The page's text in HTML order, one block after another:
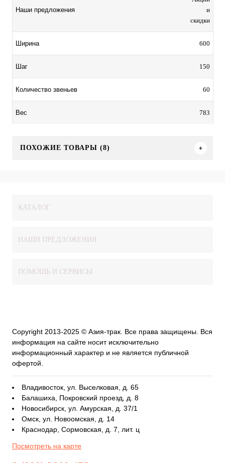
Наши предложения
и
скидки
Ширина 600
Шаг 150
Количество звеньев 60
Вес 783
ПОХОЖИЕ ТОВАРЫ (8)
КАТАЛОГ
НАШИ ПРЕДЛОЖЕНИЯ
ПОМОЩЬ И СЕРВИСЫ
Copyright 2013-2025 © Азия-трак. Все права защищены. Вся
информация на сайте носит исключительно
информационный характер и не является публичной
офертой.
Владивосток, ул. Выселковая, д. 65
Балашиха, Покровский проезд, д. 8
Новосибирск, ул. Амурская, д. 37/1
Омск, ул. Новоомская, д. 14
Краснодар, Сормовская, д. 7, лит. ц
Посмотреть на карте